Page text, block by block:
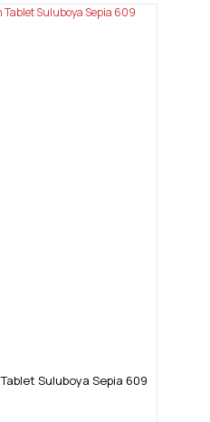
Suluboya Sepia 609